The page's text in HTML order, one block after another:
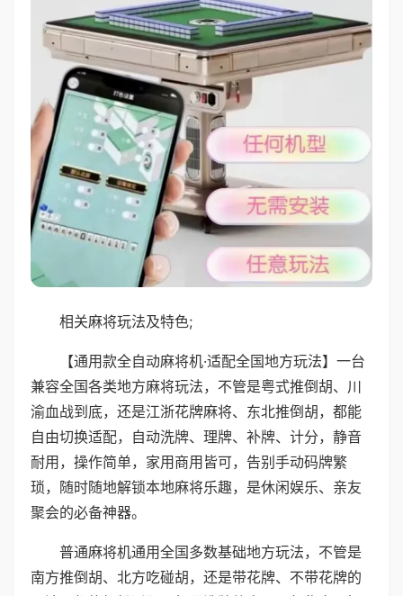
相关麻将玩法及特色;
【通用款全自动麻将机·适配全国地方玩法】一台
兼容全国各类地方麻将玩法，不管是粤式推倒胡、川
渝血战到底，还是江浙花牌麻将、东北推倒胡，都能
自由切换适配，自动洗牌、理牌、补牌、计分，静音
耐用，操作简单，家用商用皆可，告别手动码牌繁
琐，随时随地解锁本地麻将乐趣，是休闲娱乐、亲友
聚会的必备神器。
普通麻将机通用全国多数基础地方玩法，不管是
南方推倒胡、北方吃碰胡，还是带花牌、不带花牌的